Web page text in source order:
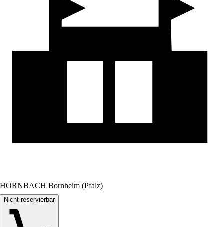
HORNBACH Bornheim (Pfalz)
Nicht reservierbar